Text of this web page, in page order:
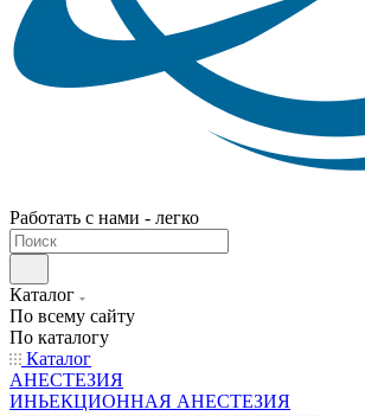
Работать с нами - легко
Каталог
По всему сайту
По каталогу
Каталог
АНЕСТЕЗИЯ
ИНЬЕКЦИОННАЯ АНЕСТЕЗИЯ